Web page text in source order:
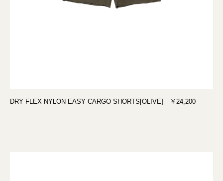
DRY FLEX NYLON EASY CARGO SHORTS[OLIVE] ￥24,200